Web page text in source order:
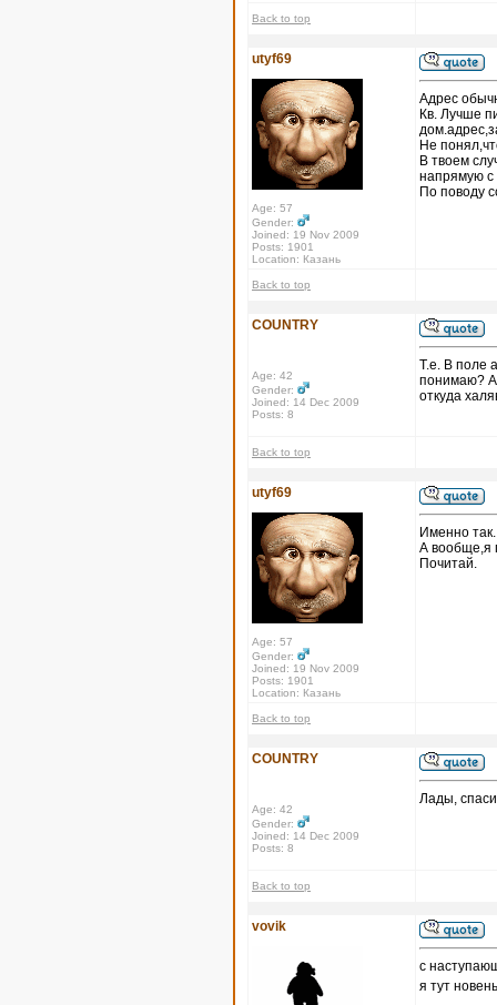
Back to top
utyf69
Age: 57
Gender:
Joined: 19 Nov 2009
Posts: 1901
Location: Казань
Адрес
Кв. Лучше
Не
В твоем
напрямую
По поводу
Back to top
COUNTRY
Age: 42
Gender:
Joined: 14 Dec 2009
Posts: 8
Т.е. В поле
понимаю? А
откуда
Back to top
utyf69
Age: 57
Gender:
Joined: 19 Nov 2009
Posts: 1901
Location: Казань
Именно так.
А вообще,я
Почитай.
Back to top
COUNTRY
Age: 42
Gender:
Joined: 14 Dec 2009
Posts: 8
Лады,
Back to top
vovik
с
я тут